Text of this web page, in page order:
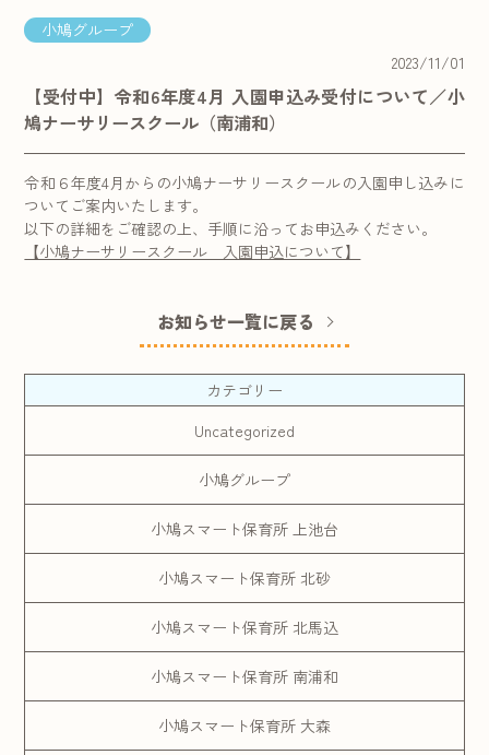
小鳩グループ
2023/11/01
【受付中】令和6年度4月 入園申込み受付について／小
鳩ナーサリースクール（南浦和）
令和６年度4月からの小鳩ナーサリースクールの入園申し込みに
ついてご案内いたします。
以下の詳細をご確認の上、手順に沿ってお申込みください。
【小鳩ナーサリースクール 入園申込について】
お知らせ一覧に戻る
カテゴリー
Uncategorized
小鳩グループ
小鳩スマート保育所 上池台
小鳩スマート保育所 北砂
小鳩スマート保育所 北馬込
小鳩スマート保育所 南浦和
小鳩スマート保育所 大森